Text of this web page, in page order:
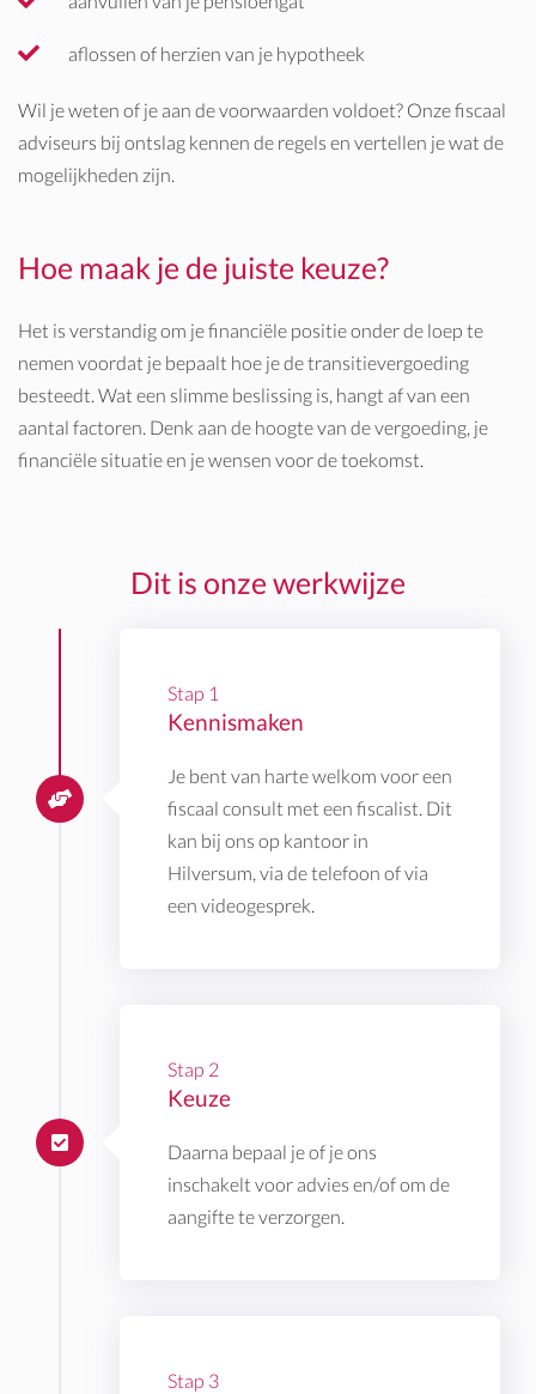
aflossen of herzien van je hypotheek
Wil je weten of je aan de voorwaarden voldoet? Onze fiscaal
adviseurs bij ontslag kennen de regels en vertellen je wat de
mogelijkheden zijn.
Hoe maak je de juiste keuze?
Het is verstandig om je financiële positie onder de loep te
nemen voordat je bepaalt hoe je de transitievergoeding
besteedt. Wat een slimme beslissing is, hangt af van een
aantal factoren. Denk aan de hoogte van de vergoeding, je
financiële situatie en je wensen voor de toekomst.
Dit is onze werkwijze
Stap 1
Kennismaken
Je bent van harte welkom voor een
fiscaal consult met een fiscalist. Dit
kan bij ons op kantoor in
Hilversum, via de telefoon of via
een videogesprek.
Stap 2
Keuze
Daarna bepaal je of je ons
inschakelt voor advies en/of om de
aangifte te verzorgen.
Stap 3